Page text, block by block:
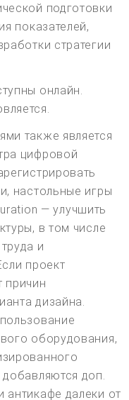
подготовки
показателей,
стратегии
онлайн.
также является
цифровой
настольные игры
— улучшить
в том числе
и
проект
причин
дизайна.
оборудования,
доп.
антикафе далеки от